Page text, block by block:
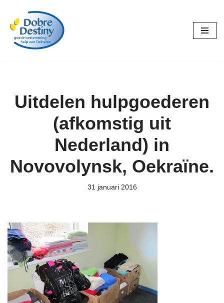
Ga
naar
Uitdelen hulpgoederen
(afkomstig uit
Nederland) in
Novovolynsk, Oekraïne.
31 januari 2016